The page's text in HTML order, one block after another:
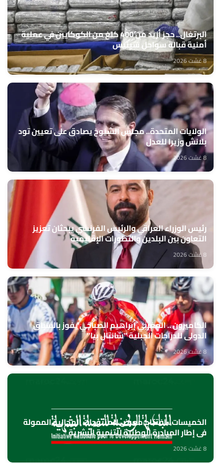
البرتغال.. حجز أزيد من 400 كلغ من الكوكايين في عملية
أمنية قبالة سواحل سينيس
8 غشت 2026
الولايات المتحدة.. مجلس الشيوخ يصادق على تعيين تود
بلانش وزيرا للعدل
8 غشت 2026
رئيس الوزراء العراقي والرئيس الفرنسي يبحثان تعزيز
التعاون بين البلدين والتطورات الإقليمية
8 غشت 2026
الكاميرون .. المغربي إبراهيم الصباحي يفوز بالسباق
الدولي للدراجات الجبلية "شانتال بيا"
8 غشت 2026
الخميسات ..افتتاح معرض للمنتوجات المجالية الممولة
في إطار المبادرة الوطنية للتنمية البشرية
8 غشت 2026